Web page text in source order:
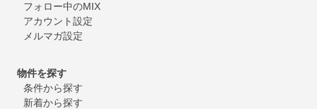
フォロー中のMIX
アカウント設定
メルマガ設定
物件を探す
条件から探す
新着から探す